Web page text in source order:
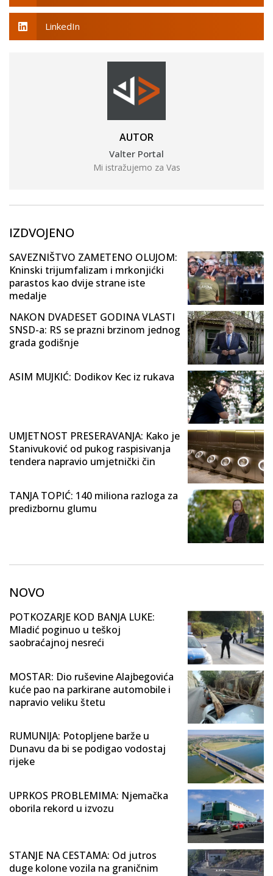
LinkedIn
AUTOR
Valter Portal
Mi istražujemo za Vas
IZDVOJENO
SAVEZNIŠTVO ZAMETENO OLUJOM:
Kninski trijumfalizam i mrkonjićki
parastos kao dvije strane iste
medalje
NAKON DVADESET GODINA VLASTI
SNSD-a: RS se prazni brzinom jednog
grada godišnje
ASIM MUJKIĆ: Dodikov Kec iz rukava
UMJETNOST PRESERAVANJA: Kako je
Stanivuković od pukog raspisivanja
tendera napravio umjetnički čin
TANJA TOPIĆ: 140 miliona razloga za
predizbornu glumu
NOVO
POTKOZARJE KOD BANJA LUKE:
Mladić poginuo u teškoj
saobraćajnoj nesreći
MOSTAR: Dio ruševine Alajbegovića
kuće pao na parkirane automobile i
napravio veliku štetu
RUMUNIJA: Potopljene barže u
Dunavu da bi se podigao vodostaj
rijeke
UPRKOS PROBLEMIMA: Njemačka
oborila rekord u izvozu
STANJE NA CESTAMA: Od jutros
duge kolone vozila na graničnim